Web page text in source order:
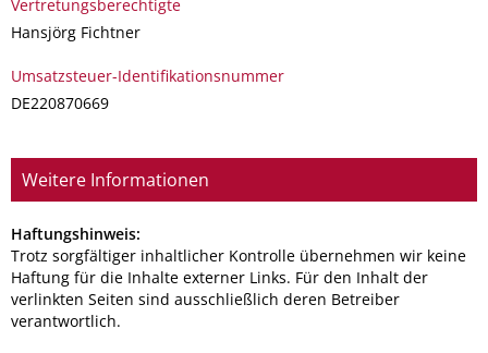
Vertretungsberechtigte
Hansjörg Fichtner
Umsatzsteuer-Identifikationsnummer
DE220870669
Weitere Informationen
Haftungshinweis:
Trotz sorgfältiger inhaltlicher Kontrolle übernehmen wir keine
Haftung für die Inhalte externer Links. Für den Inhalt der
verlinkten Seiten sind ausschließlich deren Betreiber
verantwortlich.